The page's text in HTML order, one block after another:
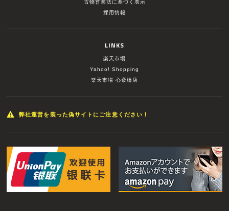
古物営業法に基づく表示
採用情報
LINKS
楽天市場
Yahoo! Shopping
楽天市場 心斎橋店
弊社運営を装った偽サイトにご注意ください！